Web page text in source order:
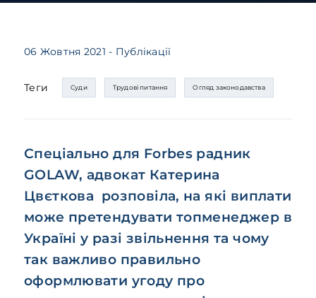
06 Жовтня 2021 - Публікації
Теги Суди Трудові питання Огляд законодавства
Спеціально для Forbes радник
GOLAW, адвокат Катерина
Цвєткова розповіла, на які виплати
може претендувати топменеджер в
Україні у разі звільнення та чому
так важливо правильно
оформлювати угоду про